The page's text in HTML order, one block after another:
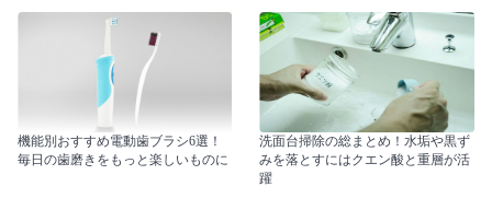
機能別おすすめ電動歯ブラシ6選！
毎日の歯磨きをもっと楽しいものに
洗面台掃除の総まとめ！水垢や黒ず
みを落とすにはクエン酸と重層が活
躍